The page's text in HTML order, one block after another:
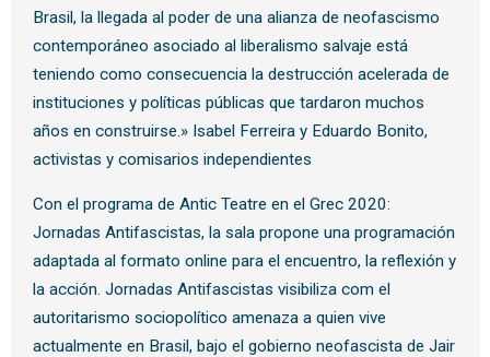
Brasil, la llegada al poder de una alianza de neofascismo
contemporáneo asociado al liberalismo salvaje está
teniendo como consecuencia la destrucción acelerada de
instituciones y políticas públicas que tardaron muchos
años en construirse.» Isabel Ferreira y Eduardo Bonito,
activistas y comisarios independientes
Con el programa de Antic Teatre en el Grec 2020:
Jornadas Antifascistas, la sala propone una programación
adaptada al formato online para el encuentro, la reflexión y
la acción. Jornadas Antifascistas visibiliza com el
autoritarismo sociopolítico amenaza a quien vive
actualmente en Brasil, bajo el gobierno neofascista de Jair